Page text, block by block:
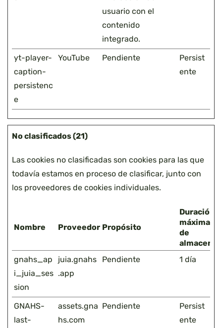
usuario con el
contenido
integrado.
yt-player-
caption-
persistenc
e
YouTube Pendiente
Persist
ente
No clasificados (21)
Las cookies no clasificadas son cookies para las que
todavía estamos en proceso de clasificar, junto con
los proveedores de cookies individuales.
Nombre Proveedor Propósito
Duración
máxima
de
gnahs_ap
i_juia_ses
sion
juia.gnahs
.app
Pendiente 1 día
GNAHS-
last-
assets.gna
hs.com
Pendiente
Persist
ente